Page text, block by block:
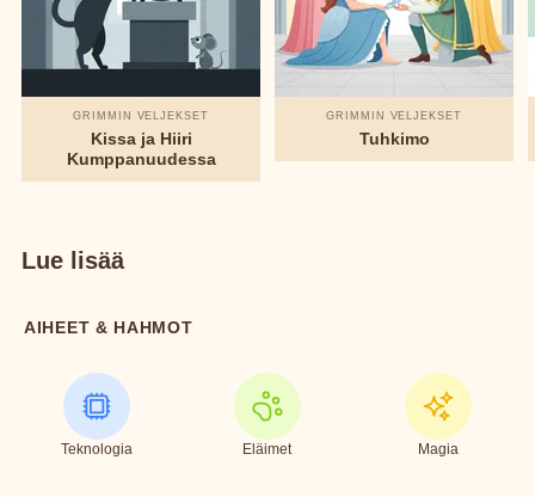
GRIMMIN VELJEKSET
Kissa ja Hiiri
Kumppanuudessa
GRIMMIN VELJEKSET
Tuhkimo
Lue lisää
AIHEET & HAHMOT
Teknologia Eläimet Magia